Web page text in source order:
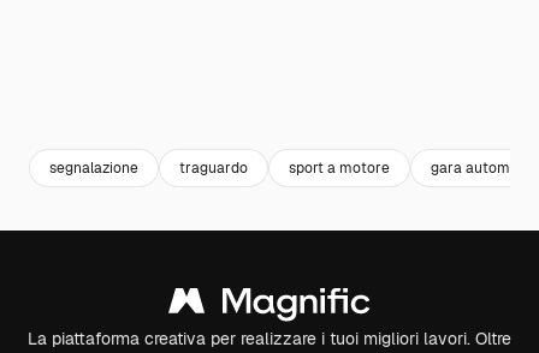
segnalazione traguardo sport a motore gara
La piattaforma creativa per realizzare i tuoi migliori lavori. Oltre